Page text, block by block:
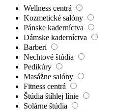
Wellness centrá
Kozmetické salóny
Pánske kaderníctva
Dámske kaderníctva
Barberi
Nechtové štúdia
Pedikúry
Masážne salóny
Fitness centrá
Štúdia štíhlej línie
Solárne štúdia